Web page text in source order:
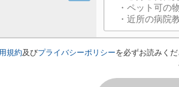
規約及びプライバシーポリシーを必ずお読みく